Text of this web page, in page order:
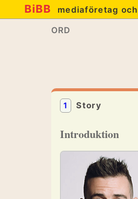
BiBB mediaföretag
ORD
1 Story
Introduktion